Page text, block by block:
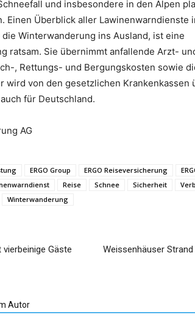
und insbesondere in den Alpen
Einen Überblick aller Lawinenwarndienste
Winterwanderung ins Ausland, ist eine
ratsam. Sie übernimmt anfallende Arzt-
, Rettungs- und Bergungskosten sowie
wird von den gesetzlichen Krankenkassen
für Deutschland.
AG
ERGO Group ERGO Reiseversicherung
Reise Schnee Sicherheit
Winterwanderung
vierbeinige Gäste
Weissenhäuser
Autor